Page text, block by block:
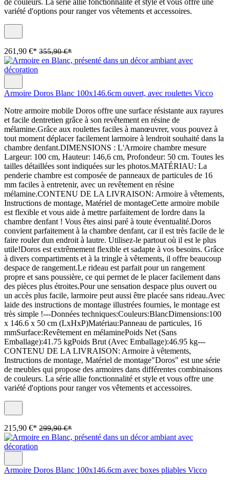
variété d'options pour ranger vos vêtements et accessoires.
261,90 €* 355,90 €*
Armoire Doros Blanc 100x146.6cm ouvert, avec roulettes Vicco
Notre armoire mobile Doros offre une surface résistante aux rayures
et facile dentretien grâce à son revêtement en résine de
mélamine.Grâce aux roulettes faciles à manœuvrer, vous pouvez à
tout moment déplacer facilement larmoire à lendroit souhaité dans la
chambre denfant.DIMENSIONS : L'Armoire chambre mesure
Largeur: 100 cm, Hauteur: 146,6 cm, Profondeur: 50 cm. Toutes les
tailles détaillées sont indiquées sur les photos.MATÉRIAU: La
penderie chambre est composée de panneaux de particules de 16
mm faciles à entretenir, avec un revêtement en résine
mélamine.CONTENU DE LA LIVRAISON: Armoire à vêtements,
Instructions de montage, Matériel de montageCette armoire mobile
est flexible et vous aide à mettre parfaitement de lordre dans la
chambre denfant ! Vous êtes ainsi paré à toute éventualité.Doros
convient parfaitement à la chambre denfant, car il est très facile de le
faire rouler dun endroit à lautre. Utilisez-le partout où il est le plus
utile!Doros est extrêmement flexible et sadapte à vos besoins. Grâce
à divers compartiments et à la tringle à vêtements, il offre beaucoup
despace de rangement.Le rideau est parfait pour un rangement
propre et sans poussière, ce qui permet de le placer facilement dans
des pièces plus étroites.Pour une sensation despace plus ouvert ou
un accès plus facile, larmoire peut aussi être placée sans rideau.Avec
laide des instructions de montage illustrées fournies, le montage est
très simple !---Données techniques:Couleurs:BlancDimensions:100
x 146.6 x 50 cm (LxHxP)Matériau:Panneau de particules, 16
mmSurface:Revêtement en mélaminePoids Net (Sans
Emballage):41.75 kgPoids Brut (Avec Emballage):46.95 kg---
CONTENU DE LA LIVRAISON: Armoire à vêtements,
Instructions de montage, Matériel de montage"Doros" est une série
de meubles qui propose des armoires dans différentes combinaisons
de couleurs. La série allie fonctionnalité et style et vous offre une
variété d'options pour ranger vos vêtements et accessoires.
215,90 €* 299,90 €*
Armoire Doros Blanc 100x146.6cm avec boxes pliables Vicco